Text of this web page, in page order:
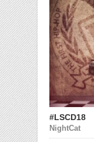
#LSCD18
NightCat